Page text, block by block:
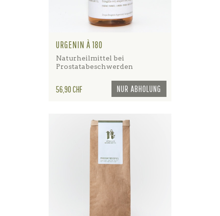
URGENIN À 180
Naturheilmittel bei
Prostatabeschwerden
NUR ABHOLUNG
Preis
56,90 CHF